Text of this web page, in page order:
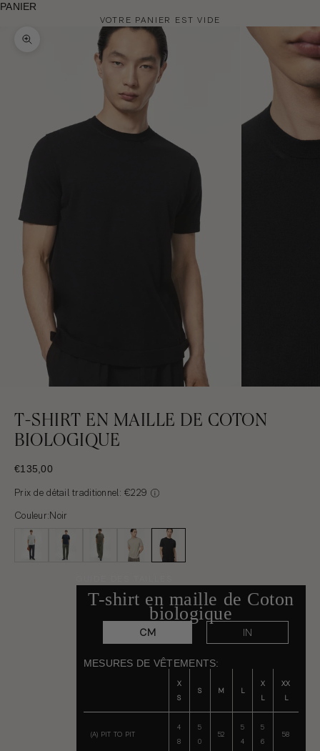
PANIER
VOTRE PANIER EST VIDE
Zoomer sur l'image
T-SHIRT EN MAILLE DE COTON
BIOLOGIQUE
PRIX ​​DE VENTE
€135,00
Prix de détail traditionnel: €229
Couleur:Noir
T-shirt en maille de Coton
biologique
CM IN
MESURES DE VÊTEMENTS:
X
S
S M L
X
L
XX
L
(A) PIT TO PIT
4
8
5
0
52
5
4
5
6
58